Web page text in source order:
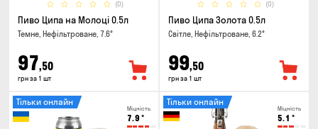
(0)
Пиво Ципа на Молоці 0.5л
Темне, Нефільтроване, 7.6°
97,50
грн за 1 шт
(0)
Пиво Ципа Золота 0.5л
Світле, Нефільтроване, 6.2°
99,50
грн за 1 шт
Міцність
7.9 °
Тільки онлайн
Міцність
5.1 °
Тільки онлайн